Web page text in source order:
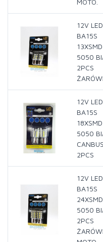
MOTO.
12V LED
BA15S
13XSMD
5050
2PCS
12V LED
BA15S
18XSMD
5050
CANBUS
2PCS
12V LED
BA15S
24XSMD
5050
2PCS